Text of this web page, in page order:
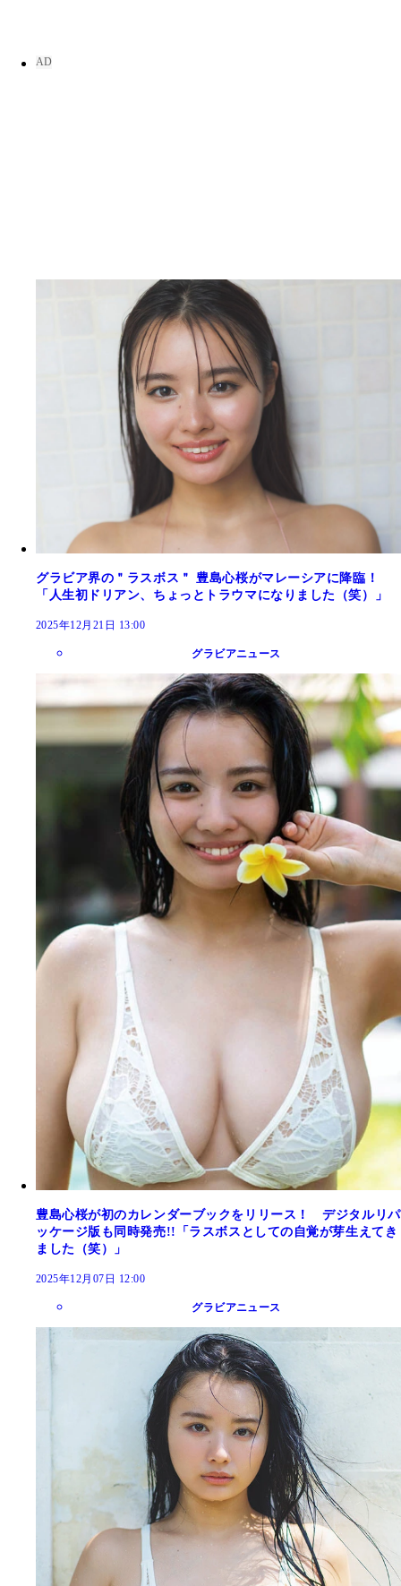
グラビア界の＂ラスボス＂ 豊島心桜がマレーシアに降臨！
「人生初ドリアン、ちょっとトラウマになりました（笑）」
2025年12月21日 13:00
グラビアニュース
豊島心桜が初のカレンダーブックをリリース！ デジタルリパ
ッケージ版も同時発売!!「ラスボスとしての自覚が芽生えてき
ました（笑）」
2025年12月07日 12:00
グラビアニュース